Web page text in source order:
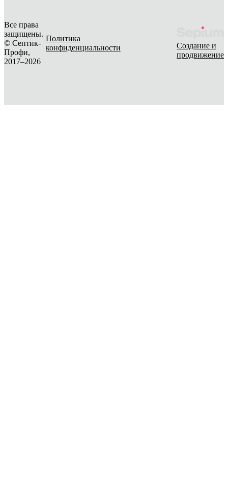
Все права
защищены.
© Септик-
Профи,
2017–2026
Политика
конфиденциальности
Создание и
продвижение